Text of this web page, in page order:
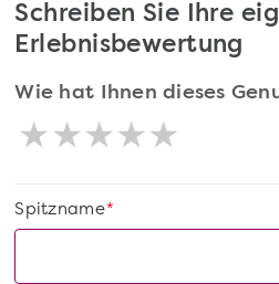
Schreiben Sie Ihre
Erlebnisbewertung
Wie hat Ihnen dieses
*
Spitzname